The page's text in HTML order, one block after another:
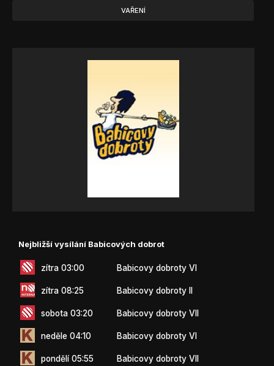
VAŘENÍ
Nejbližší vysílání Babicových dobrot
zítra 03:00 Babicovy dobroty VI
zítra 08:25 Babicovy dobroty II
sobota 03:20 Babicovy dobroty VII
neděle 04:10 Babicovy dobroty VI
pondělí 05:55 Babicovy dobroty VII